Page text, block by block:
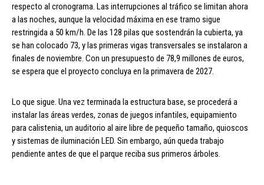
respecto al cronograma. Las interrupciones al tráfico se limitan ahora
a las noches, aunque la velocidad máxima en ese tramo sigue
restringida a 50 km/h. De las 128 pilas que sostendrán la cubierta, ya
se han colocado 73, y las primeras vigas transversales se instalaron a
finales de noviembre. Con un presupuesto de 78,9 millones de euros,
se espera que el proyecto concluya en la primavera de 2027.
Lo que sigue. Una vez terminada la estructura base, se procederá a
instalar las áreas verdes, zonas de juegos infantiles, equipamiento
para calistenia, un auditorio al aire libre de pequeño tamaño, quioscos
y sistemas de iluminación LED. Sin embargo, aún queda trabajo
pendiente antes de que el parque reciba sus primeros árboles.